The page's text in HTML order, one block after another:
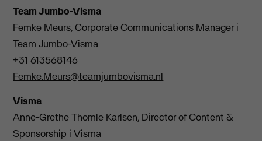
Team Jumbo-Visma
Femke Meurs, Corporate Communications Manager i
Team Jumbo-Visma
+31 613568146
Femke.Meurs@teamjumbovisma.nl
Visma
Anne-Grethe Thomle Karlsen, Director of Content &
Sponsorship i Visma